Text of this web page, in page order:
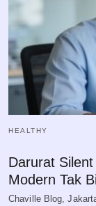
HEALTHY
Darurat
Modern Tak
Chaville Blog,